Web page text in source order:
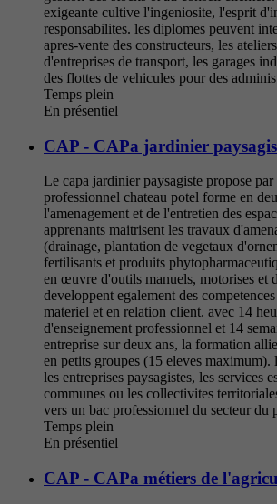
exigeante cultive l'ingeniosite, l'esprit
responsabilites. les diplomes peuvent
apres-vente des constructeurs, les
d'entreprises de transport, les garages
des flottes de vehicules pour des
Temps plein
En présentiel
CAP - CAPa jardinier
Le capa jardinier paysagiste propose
professionnel chateau potel forme en
l'amenagement et de l'entretien des
apprenants maitrisent les travaux
(drainage, plantation de vegetaux
fertilisants et produits
en œuvre d'outils manuels, motorises et
developpent egalement des
materiel et en relation client. avec 14
d'enseignement professionnel et 14
entreprise sur deux ans, la formation
en petits groupes (15 eleves maximum).
les entreprises paysagistes, les services
communes ou les collectivites
vers un bac professionnel du secteur du
Temps plein
En présentiel
CAP - CAPa métiers de